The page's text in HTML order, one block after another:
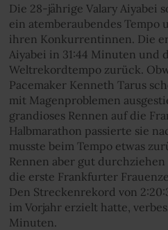
Die 28-jährige Valary Aiyabei
ein atemberaubendes Tempo
ihren Konkurrentinnen. Die
Aiyabei in 31:44 Minuten und
Weltrekordtempo zurück.
Pacemaker Kenneth Tarus
mit Magenproblemen
grandioses Rennen auf die
Halbmarathon passierte sie
musste beim Tempo etwas
Rennen aber gut durchziehen
die erste Frankfurter
Den Streckenrekord von
im Vorjahr erzielt hatte,
Minuten.